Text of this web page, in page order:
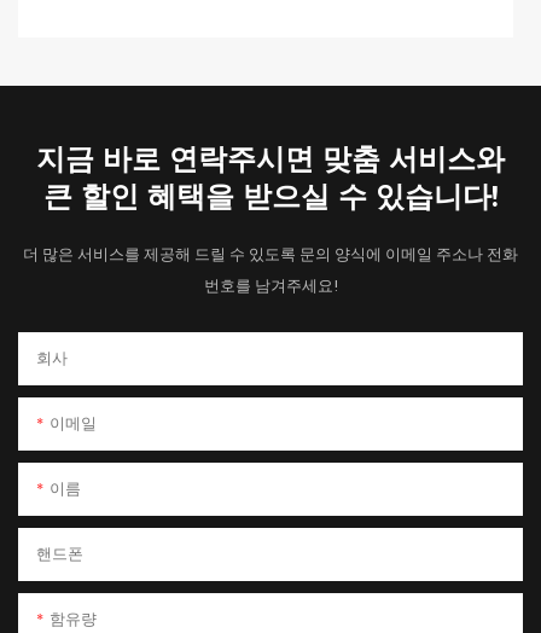
지금 바로 연락주시면 맞춤 서비스와
큰 할인 혜택을 받으실 수 있습니다!
더 많은 서비스를 제공해 드릴 수 있도록 문의 양식에 이메일 주소나 전화
번호를 남겨주세요!
회사
이메일
이름
핸드폰
함유량